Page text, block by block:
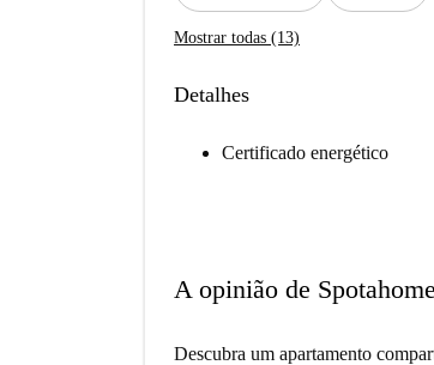
Mostrar todas (13)
Detalhes
Certificado energético
A opinião de Spotahome
Descubra um apartamento